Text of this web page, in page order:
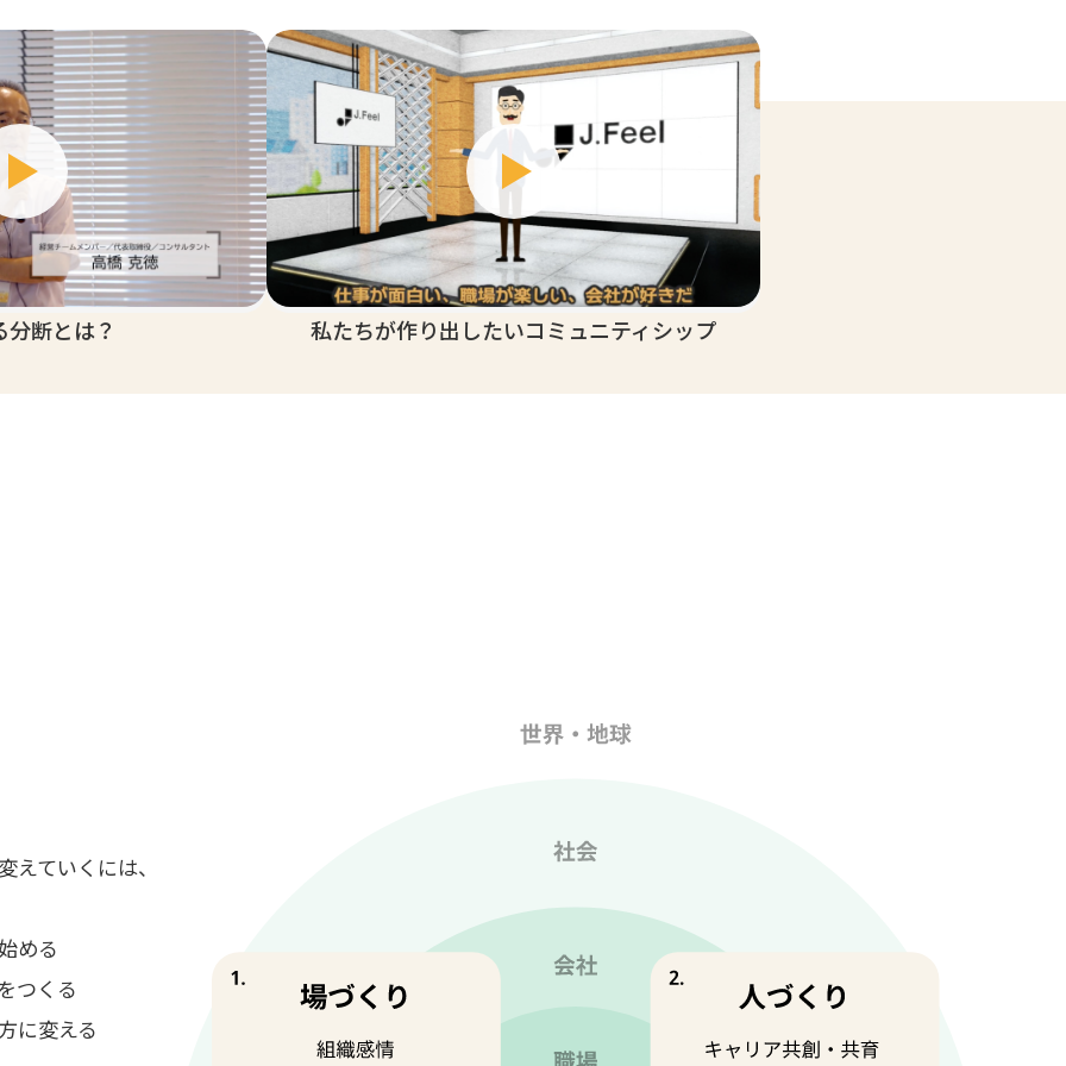
断とは？ 私たちが作り出したいコミュニティシップ
ていくには、
める
つくる
に変える